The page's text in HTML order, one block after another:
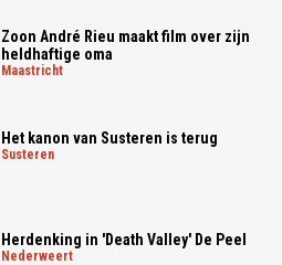
Zoon André Rieu maakt film over zijn
heldhaftige oma
maastricht
Het kanon van Susteren is terug
susteren
Herdenking in 'Death Valley' De Peel
nederweert